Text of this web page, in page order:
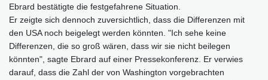
Ebrard bestätigte die festgefahrene Situation.
Er zeigte sich dennoch zuversichtlich, dass die Differenzen mit
den USA noch beigelegt werden könnten. "Ich sehe keine
Differenzen, die so groß wären, dass wir sie nicht beilegen
könnten", sagte Ebrard auf einer Pressekonferenz. Er verwies
darauf, dass die Zahl der von Washington vorgebrachten